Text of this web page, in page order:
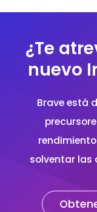
¿Te
nuevo
Brave está
solventar las